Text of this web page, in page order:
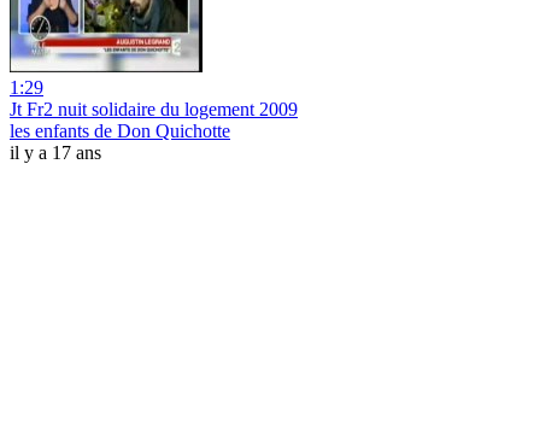
1:29
Jt Fr2 nuit solidaire du logement 2009
les enfants de Don Quichotte
il y a 17 ans